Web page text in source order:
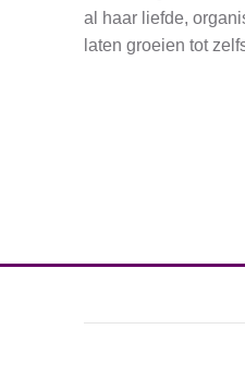
al haar liefde,
laten groeien tot